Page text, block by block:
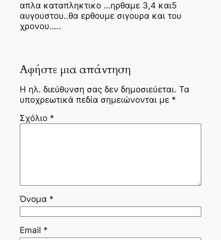
απλα καταπληκτικο …ηρθαμε 3,4 και5
αυγουστου..θα ερθουμε σιγουρα και του
χρονου…..
Αφήστε μια απάντηση
Η ηλ. διεύθυνση σας δεν δημοσιεύεται. Τα
υποχρεωτικά πεδία σημειώνονται με *
Σχόλιο *
Όνομα *
Email *